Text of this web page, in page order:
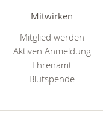
Mitwirken
Mitglied werden
Aktiven Anmeldung
Ehrenamt
Blutspende